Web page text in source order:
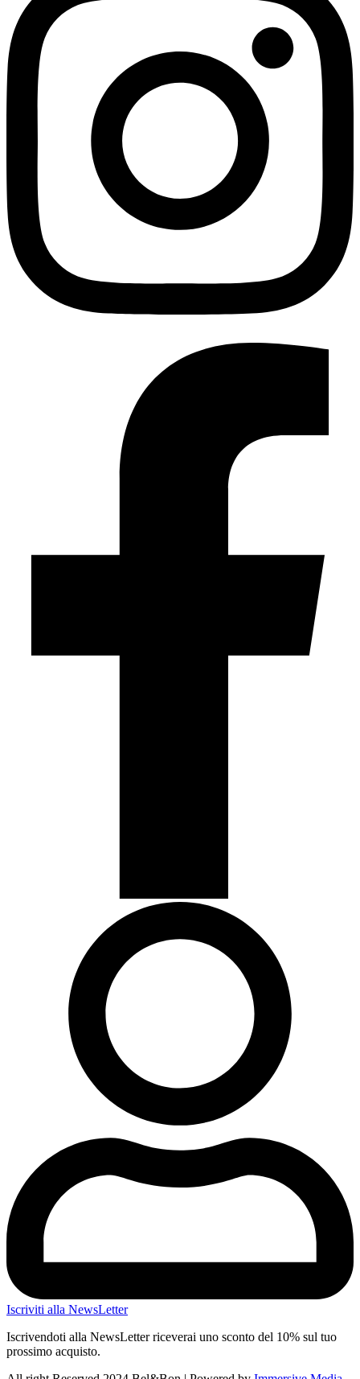
Iscriviti alla NewsLetter
Iscrivendoti alla NewsLetter riceverai uno sconto del 10% sul tuo
prossimo acquisto.